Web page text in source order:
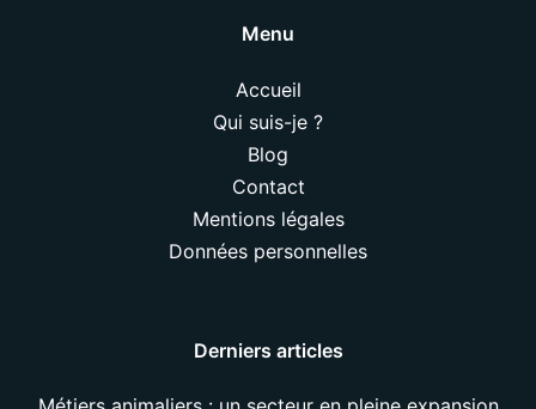
Menu
Accueil
Qui suis-je ?
Blog
Contact
Mentions légales
Données personnelles
Derniers articles